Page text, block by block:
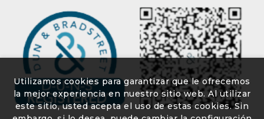
Utilizamos cookies para garantizar que le ofrecemos
la mejor experiencia en nuestro sitio web. Al utilizar
este sitio, usted acepta el uso de estas cookies. Sin